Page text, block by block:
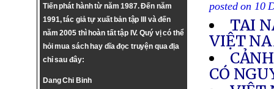
Tiến phát hành từ năm 1987. Đến năm
1991, tác giả tự xuất bản tập III và đến
năm 2005 thì hoàn tất tập IV. Quý vị có thể
hỏi mua sách hay dĩa đọc truyện qua địa
chỉ sau đây:
Dang Chi Binh
posted on 10
TAI
VIỆT
CÓ